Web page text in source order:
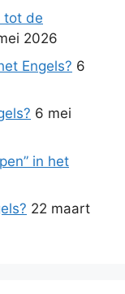
tot de
2026
Engels? 6
6 mei
in het
22 maart